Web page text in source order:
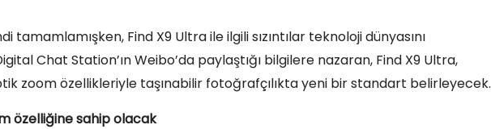
tamamlamışken, Find X9 Ultra ile ilgili sızıntılar teknoloji dünyasını
Chat Station’ın Weibo’da paylaştığı bilgilere nazaran, Find X9 Ultra,
zoom özellikleriyle taşınabilir fotoğrafçılıkta yeni bir standart belirleyecek.
özelliğine sahip olacak